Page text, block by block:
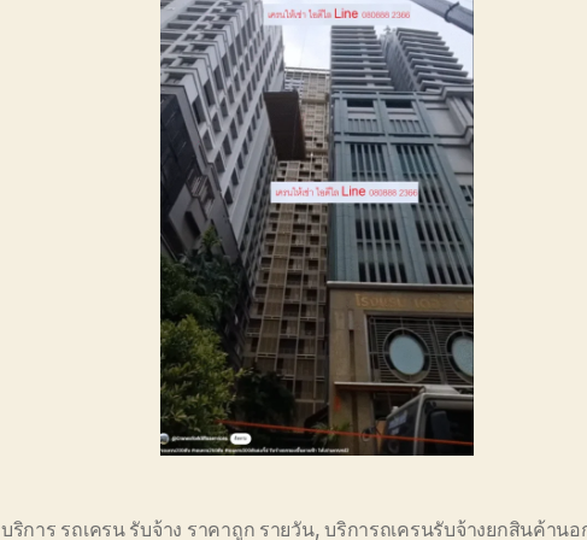
บริการ รถเครน รับจ้าง ราคาถูก รายวัน,บริการถเครนรับจ้างยกสินค้าน